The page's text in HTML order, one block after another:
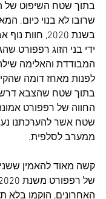
בתוך שטח השיפוט של
שרובו לא בנוי כיום.
בשנת 2020,
חוות נוף
ידי בני הזוג רפפורט
המבודדת והאלימה
לפנות מאחז דומה
בתוך שטח שהצבא
החווה של רפפורט
ממערב לסלפית.
קשה מאוד להאמין
האחרונים, הוקמו בלא